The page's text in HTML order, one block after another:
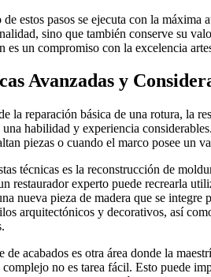
de estos pasos se ejecuta con la
sino que también conserve su
es un compromiso con la excelencia
Avanzadas y
la reparación básica de una rotura, la
habilidad y experiencia
piezas o cuando el marco posee un
técnicas es la reconstrucción de
restaurador experto puede recrearla
nueva pieza de madera que se
arquitectónicos y decorativos, así
de acabados es otra área donde la
no es tarea fácil. Esto puede